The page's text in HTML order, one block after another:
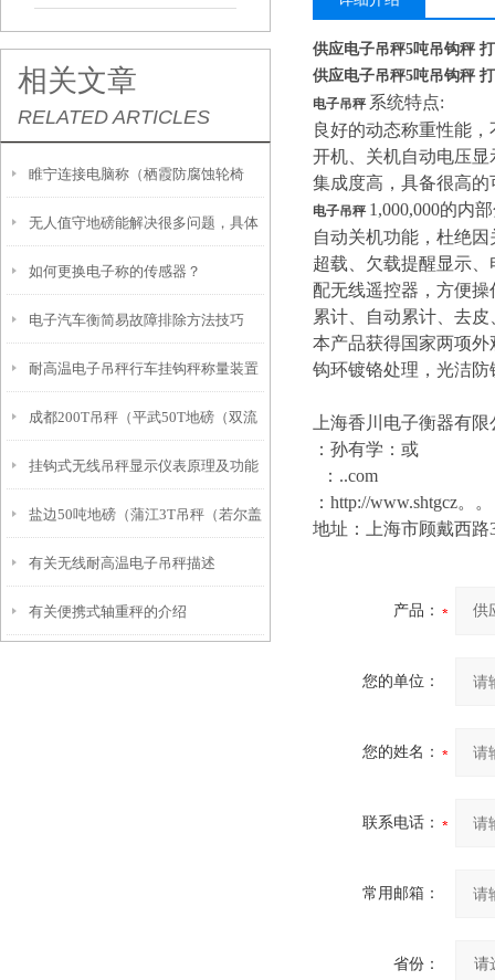
相关文章
RELATED ARTICLES
睢宁连接电脑称（栖霞防腐蚀轮椅
秤）吕巷防爆电子台称）古北隔爆吊
秤维修
无人值守地磅能解决很多问题，具体
有哪些方面的呢
如何更换电子称的传感器？
电子汽车衡简易故障排除方法技巧
耐高温电子吊秤行车挂钩秤称量装置
与创新
成都200T吊秤（平武50T地磅（双流
轨道称）甘孜200吨汽车衡维修
挂钩式无线吊秤显示仪表原理及功能
盐边50吨地磅（蒲江3T吊秤（若尔盖
轨道电子称）沿滩120T汽车衡维修
有关无线耐高温电子吊秤描述
有关便携式轴重秤的介绍
供应电子吊秤5吨吊钩秤
供应电子吊秤5吨吊钩秤
电子吊秤 系统特点:
良好的动态称重性能
开机、关机自动电压显
集成度高，具备很高的
电子吊秤 1,000,000的内
自动关机功能，杜绝
超载、欠载提醒显示
配无线遥控器，方便操
累计、自动累计、去
本产品获得国家两项
钩环镀铬处理，光洁防
上海香川电子衡器有限
：孙有学：或
：..com
：http://www.shtgcz。
地址：上海市顾戴西路
产品：
您的单位：
您的姓名：
联系电话：
常用邮箱：
省份：